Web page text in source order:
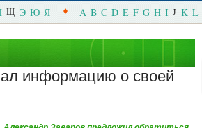
Щ Э Ю Я A B C D E F G H I J K L
информацию о своей